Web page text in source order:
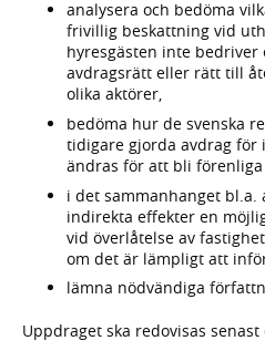
analysera och bedöma
frivillig beskattning vid
hyresgästen inte
avdragsrätt eller rätt till
olika aktörer,
bedöma hur de svenska
tidigare gjorda avdrag för
ändras för att bli förenliga
i det sammanhanget bl.a.
indirekta effekter en
vid överlåtelse av
om det är lämpligt att
lämna nödvändiga
Uppdraget ska redovisas